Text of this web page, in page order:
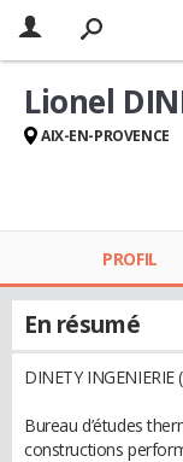
Lionel
AIX-EN-PROVENCE
PROFIL
En résumé
DINETY
Bureau d’études
constructions